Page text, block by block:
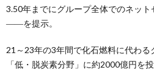
3.50年までにグループ全体でのネッ
――を提示。
21～23年の3年間で化石燃料に代わ
「低・脱炭素分野」に約2000億円を